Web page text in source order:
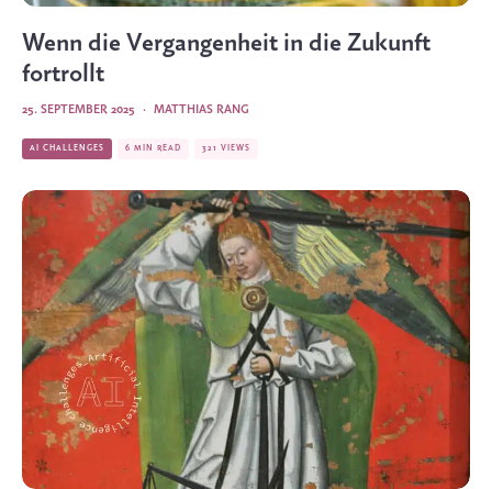
Wenn die Vergangenheit in die Zukunft
fortrollt
MATTHIAS RANG
·
25. SEPTEMBER 2025
AI CHALLENGES 6 MIN READ 321 VIEWS